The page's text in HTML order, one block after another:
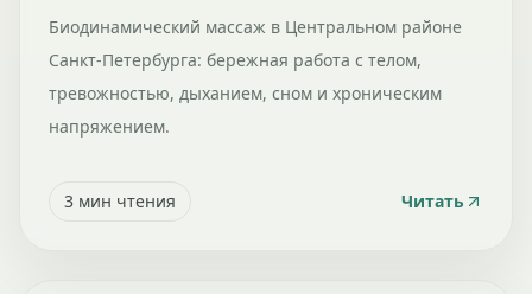
Биодинамический массаж в Центральном районе
Санкт-Петербурга: бережная работа с телом,
тревожностью, дыханием, сном и хроническим
напряжением.
3 мин чтения Читать